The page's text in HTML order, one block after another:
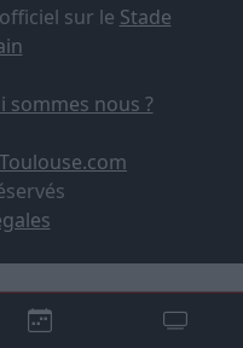
sur le Stade
sommes nous ?